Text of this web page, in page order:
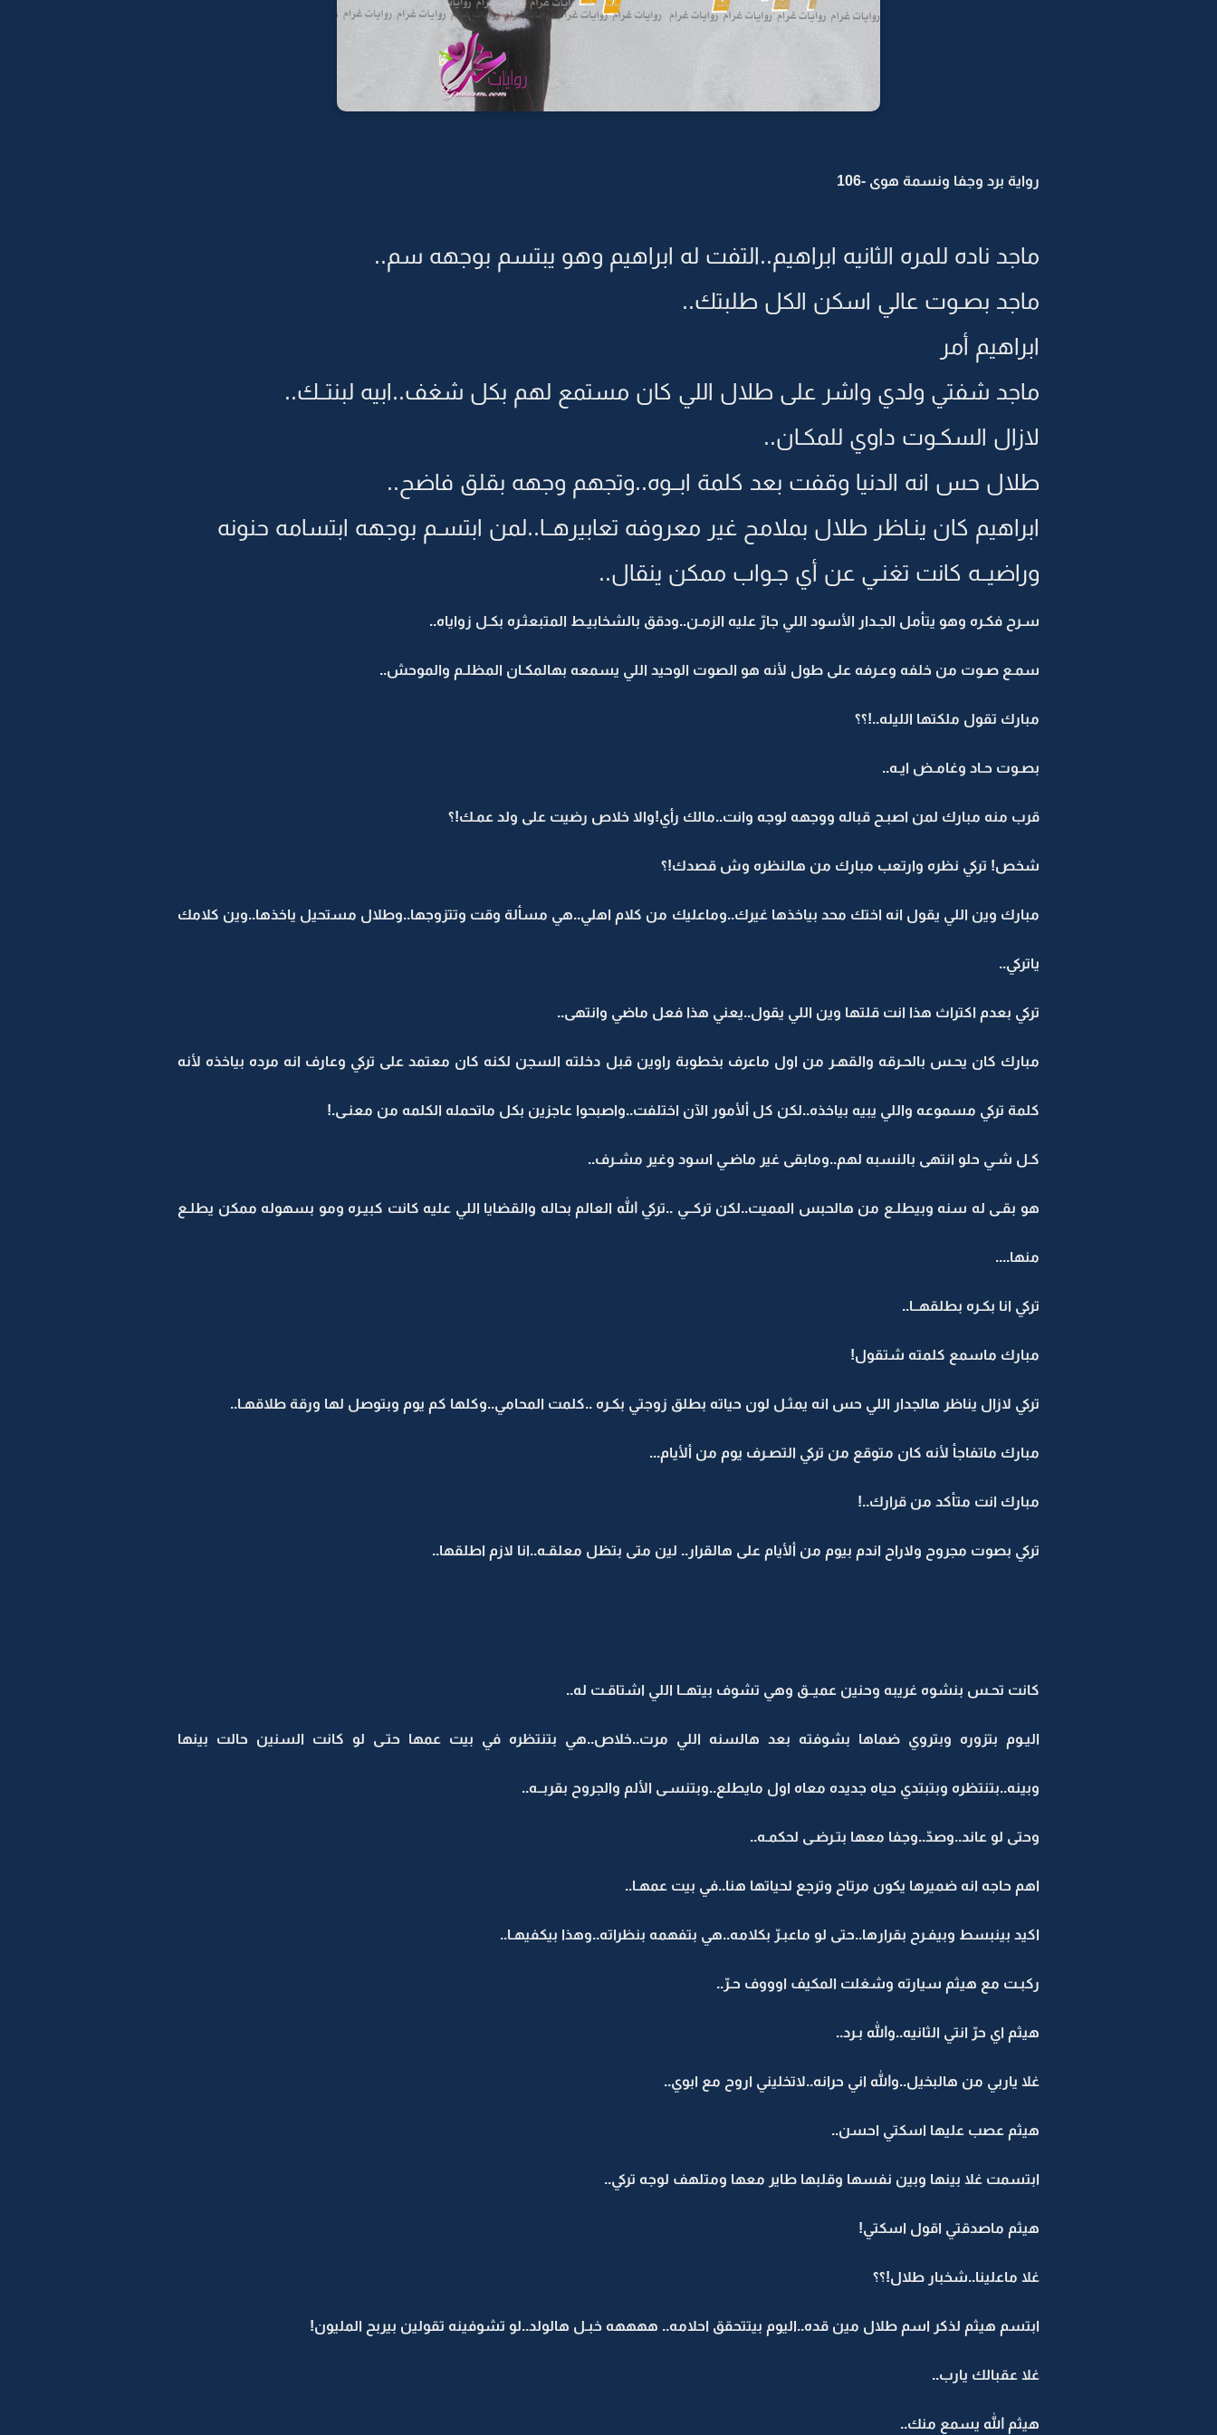
رواية برد وجفا ونسمة هوى -106
ماجد ناده للمره الثانيه ابراهيم..التفت له ابراهيم وهو يبتسم بوجهه سم..
ماجد بصـوت عالي اسكن الكل طلبتك..
ابراهيم أمر
ماجد شفتي ولدي واشر على طلال اللي كان مستمع لهم بكل شغف..ابيه لبنتــك..
لازال السكـوت داوي للمكـان..
طلال حس انه الدنيا وقفت بعد كلمة ابــوه..وتجهم وجهه بقلق فاضح..
ابراهيم كان ينـاظر طلال بملامح غير معروفه تعابيرهــا..لمن ابتسـم بوجهه ابتسامه حنونه
وراضيــه كانت تغنـي عن أي جـواب ممكن ينقال..
سـرح فكـره وهو يتأمل الجـدار الأسود اللي جارّ عليه الزمـن..ودقق بالشخابيـط المتبعثـره بكـل زواياه..
سمـع صـوت من خلفه وعـرفه على طول لأنه هو الصوت الوحيد اللي يسمعه بهالمكـان المظلـم والموحش..
مبارك تقول ملكتها الليله..!؟؟
بصـوت حـاد وغامـض ايـه..
قرب منه مبارك لمن اصبـح قباله ووجهه لوجه وانت..مالك رأي!والا خلاص رضيت على ولد عمـك!؟
شخص! تركي نظره وارتعب مبارك من هالنظره وش قصدك!؟
مبارك وين اللي يقول انه اختك محد بياخذها غيرك..وماعليك من كلام اهلي..هي مسألة وقت وتتزوجها..وطلال مستحيل ياخذها..وين كلامك
ياتركي..
تركي بعدم اكتراث هذا انت قلتها وين اللي يقول..يعني هذا فعل ماضي وانتهى..
مبارك كان يحـس بالحـرقه والقهـر من اول ماعرف بخطوبة راوين قبل دخلته السجن لكنه كان معتمد على تركي وعارف انه مرده بياخذه لأنه
كلمة تركي مسموعه واللي يبيه بياخذه..لكن كل ألأمور الآن اختلفت..واصبحوا عاجزين بكل ماتحمله الكلمه من معنـى.!
كـل شـي حلو انتهى بالنسبه لهم..ومابقى غير ماضـي اسود وغير مشـرف..
هو بقـى له سنه وبيطلـع من هالحبس المميت..لكن تركــي ..تركي الله العالم بحاله والقضايا اللي عليه كانت كبيـره ومو بسهوله ممكن يطلـع
منها....
تركي انا بكـره بطلقهــا..
مبارك ماسمع كلمته شتقول!
تركي لازال يناظر هالجدار اللي حس انه يمثـل لون حياته بطلق زوجتي بكـره ..كلمت المحامي..وكلها كم يوم وبتوصل لها ورقة طلاقهـا..
مبارك ماتفاجأ لأنه كان متوقع من تركي التصـرف يوم من ألأيام...
مبارك انت متأكد من قرارك..!
تركي بصوت مجروح ولاراح اندم بيوم من ألأيام على هالقرار.. لين متى بتظل معلقـه..انا لازم اطلقها..
كانت تحـس بنشوه غريبه وحنين عميــق وهي تشوف بيتهــا اللي اشتاقـت له..
اليـوم بتزوره وبتروي ضماها بشوفته بعد هالسنه اللي مرت..خلاص..هي بتنتظره في بيت عمها حتـى لو كانت السنين حالت بينها
وبينه..بتنتظره وبتبتدي حياه جديده معاه اول مايطلع..وبتنسـى الألم والجروح بقربــه..
وحتى لو عاند..وصدّ..وجفا معها بتـرضـى لحكمـه..
اهم حاجه انه ضميرها يكون مرتاح وترجع لحياتها هنا..في بيت عمهـا..
اكيد بينبسط وبيفـرح بقرارها..حتى لو ماعبـرّ بكلامه..هي بتفهمه بنظراته..وهذا بيكفيهـا..
ركبـت مع هيثم سيارته وشغلت المكيف اوووف حـرّ..
هيثم اي حرّ انتي الثانيه..والله بـرد..
غلا ياربي من هالبخيل..والله اني حرانه..لاتخليني اروح مع ابوي..
هيثم عصب عليها اسكتي احسن..
ابتسمت غلا بينها وبين نفسها وقلبها طاير معها ومتلهف لوجه تركي..
هيثم ماصدقتي اقول اسكتي!
غلا ماعلينا..شخبار طلال!؟؟
ابتسم هيثم لذكر اسم طلال مين قده..اليوم بيتتحقق احلامه.. ههههه خبـل هالولد..لو تشوفينه تقولين بيربح المليون!
غلا عقبالك يارب..
هيثم الله يسمع منك..